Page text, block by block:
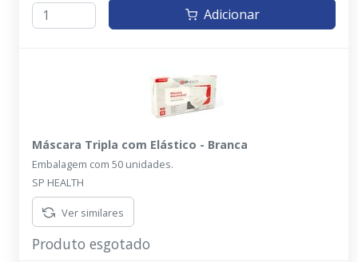
Adicionar
Máscara Tripla com Elástico - Branca
Embalagem com 50 unidades.
SP HEALTH
Ver similares
Produto esgotado